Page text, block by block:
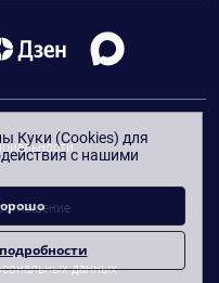
данных
Куки (Cookies) для
с нашими